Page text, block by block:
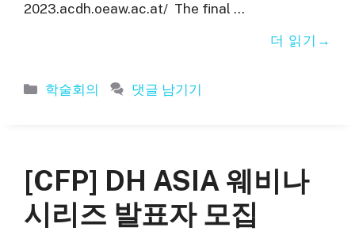
2023.acdh.oeaw.ac.at/ The final …
더 읽기
카
학술회의 댓글 남기기
[CFP] DH ASIA 웨비나
시리즈 발표자 모집